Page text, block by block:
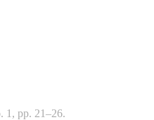
1, pp. 21–26.